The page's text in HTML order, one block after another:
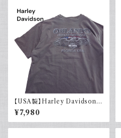
【USA製】Harley Davidson
ハーレーダビッドソン プリントT
シャツ 古着 フェードグレー 00s
イーグル 大きめ
¥7,980